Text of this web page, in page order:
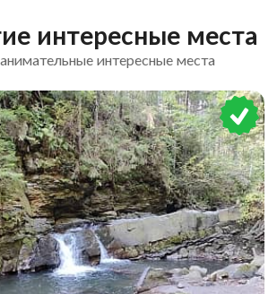
интересные места
интересные места